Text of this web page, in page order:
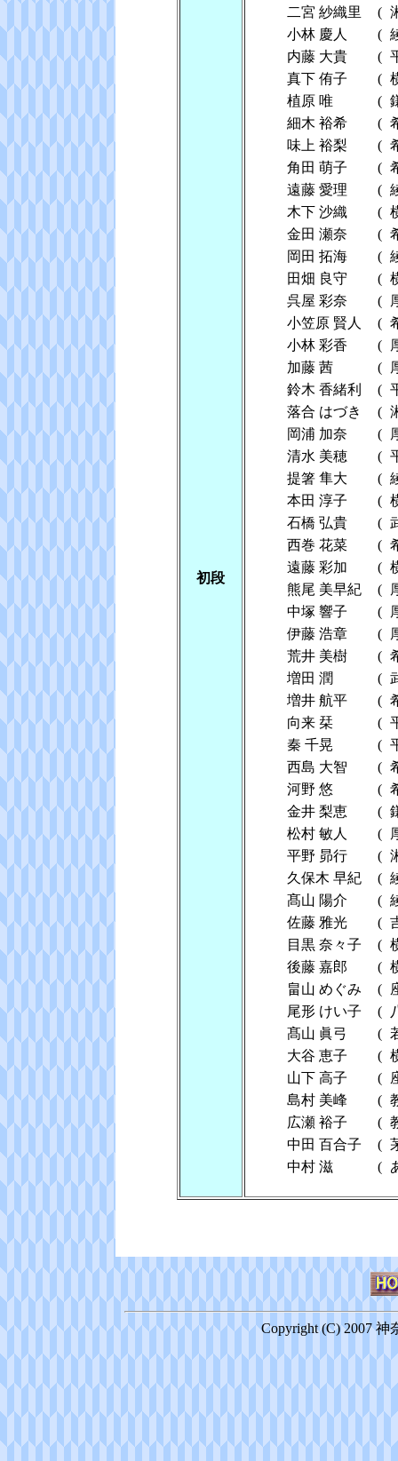
初段
二宮 紗織里
(
小林 慶人
(
内藤 大貴
(
真下 侑子
(
植原 唯
(
細木 裕希
(
味上 裕梨
(
角田 萌子
(
遠藤 愛理
(
木下 沙織
(
金田 瀬奈
(
岡田 拓海
(
田畑 良守
(
呉屋 彩奈
(
小笠原 賢人
(
小林 彩香
(
加藤 茜
(
鈴木 香緒利
(
落合 はづき
(
岡浦 加奈
(
清水 美穂
(
提箸 隼大
(
本田 淳子
(
石橋 弘貴
(
西巻 花菜
(
遠藤 彩加
(
熊尾 美早紀
(
中塚 響子
(
伊藤 浩章
(
荒井 美樹
(
増田 潤
(
増井 航平
(
向来 栞
(
秦 千晃
(
西島 大智
(
河野 悠
(
金井 梨恵
(
松村 敏人
(
平野 昴行
(
久保木 早紀
(
髙山 陽介
(
佐藤 雅光
(
目黒 奈々子
(
後藤 嘉郎
(
畠山 めぐみ
(
尾形 けい子
(
髙山 眞弓
(
大谷 恵子
(
山下 高子
(
島村 美峰
(
広瀬 裕子
(
中田 百合子
(
中村 滋
(
Copyright (C) 2007 神